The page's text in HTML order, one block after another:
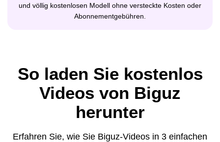
und völlig kostenlosen Modell ohne versteckte Kosten oder
Abonnementgebühren.
So laden Sie kostenlos
Videos von Biguz
herunter
Erfahren Sie, wie Sie Biguz-Videos in 3 einfachen